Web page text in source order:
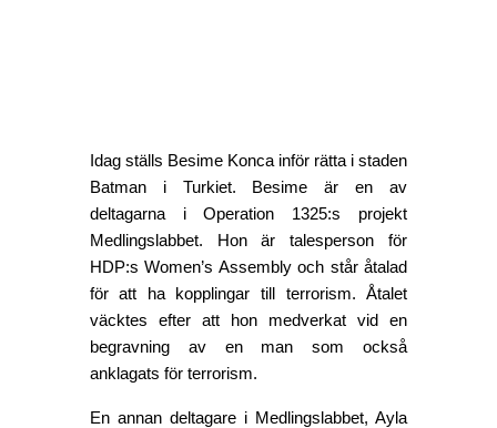
Idag ställs Besime Konca inför rätta i staden
Batman i Turkiet. Besime är en av
deltagarna i Operation 1325:s projekt
Medlingslabbet. Hon är talesperson för
HDP:s Women’s Assembly och står åtalad
för att ha kopplingar till terrorism. Åtalet
väcktes efter att hon medverkat vid en
begravning av en man som också
anklagats för terrorism.
En annan deltagare i Medlingslabbet, Ayla